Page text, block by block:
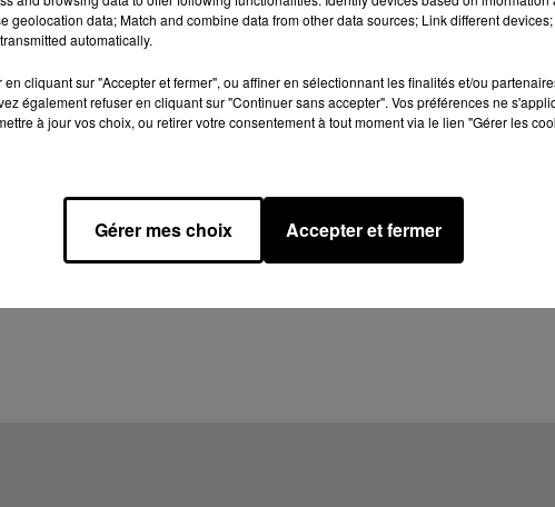
geolocation data; Match and combine data from other data sources; Link different
automatically.
en cliquant sur "Accepter et fermer", ou affiner en sélectionnant les finalités et/ou
également refuser en cliquant sur "Continuer sans accepter". Vos préférences ne
à jour vos choix, ou retirer votre consentement à tout moment via le lien "Gérer les
Gérer mes choix Accepter et fermer